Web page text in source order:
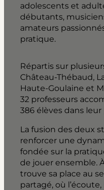
adolescents et
débutants,
amateurs
pratique.
Répartis sur
Château-Thébaud,
Haute-Goulaine et
32 professeurs
386 élèves dans
La fusion des deux
renforcer une
fondée sur la
de jouer ensemble.
trouve sa place au
partagé, où